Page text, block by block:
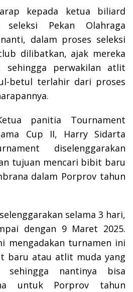
kepada ketua biliard
seleksi Pekan Olahraga
dalam proses seleksi
dilibatkan, ajak mereka
sehingga perwakilan atlit
betul terlahir dari proses
panitia Tournament
Cup II, Harry Sidarta
diselenggarakan
tujuan mencari bibit baru
dalam Porprov tahun
selama 3 hari,
dengan 9 Maret 2025.
mengadakan turnamen ini
baru atau atlit muda yang
sehingga nantinya bisa
untuk Porprov tahun